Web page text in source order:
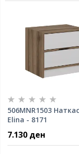
506MNR1503
Elina - 8171
7.130 ден